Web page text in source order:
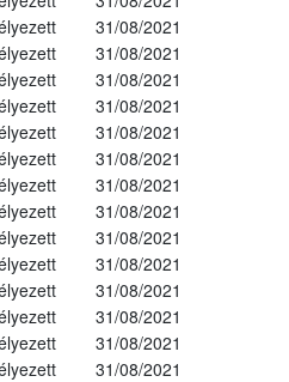
31/08/2021
31/08/2021
31/08/2021
31/08/2021
31/08/2021
31/08/2021
31/08/2021
31/08/2021
31/08/2021
31/08/2021
31/08/2021
31/08/2021
31/08/2021
31/08/2021